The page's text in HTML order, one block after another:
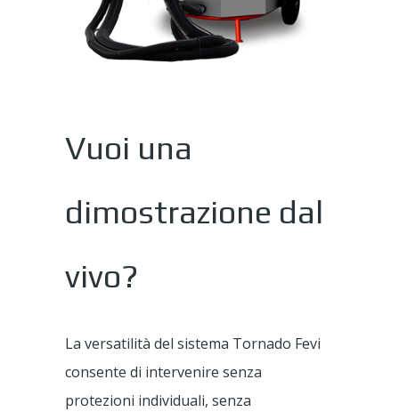
Vuoi una
dimostrazione dal
vivo?
La versatilità del sistema Tornado Fevi
consente di intervenire senza
protezioni individuali, senza